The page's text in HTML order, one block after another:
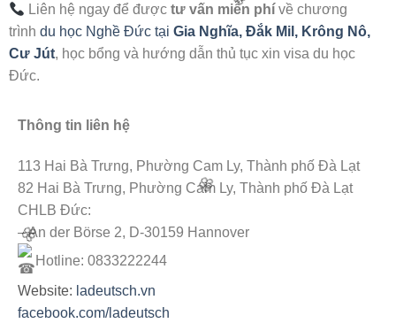
🌸
🌸
Liên hệ ngay để đượctư vấn miễn phí về chương
trình du học Nghề Đức tại Gia Nghĩa, Đắk Mil, Krông Nô,
Cư Jút, học bổng và hướng dẫn thủ tục xin visa du học
Đức.
Thông tin liên hệ
113 Hai Bà Trưng, Phường Cam Ly, Thành phố Đà Lạt
82 Hai Bà Trưng, Phường Cam Ly, Thành phố Đà Lạt
CHLB Đức:
– An der Börse 2, D-30159 Hannover
Hotline: 0833222244
Website: ladeutsch.vn
facebook.com/ladeutsch